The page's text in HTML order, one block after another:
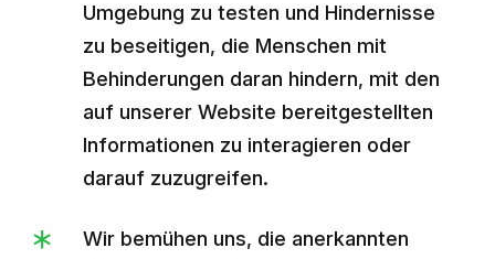
Umgebung zu testen und Hindernisse
zu beseitigen, die Menschen mit
Behinderungen daran hindern, mit den
auf unserer Website bereitgestellten
Informationen zu interagieren oder
darauf zuzugreifen.
Wir bemühen uns, die anerkannten